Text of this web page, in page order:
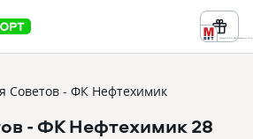
Реклама ООО «БК «Марафон» ИНН
Советов - ФК Нефтехимик
- ФК Нефтехимик28